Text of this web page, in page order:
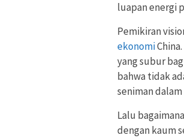
luapan energi
Pemikiran
ekonomi
yang subur
bahwa tidak
seniman
Lalu
dengan kaum